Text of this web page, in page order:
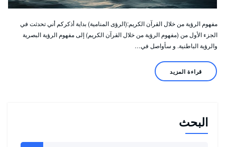
مفهوم الرؤية من خلال القرآن الكريم:(الرؤى المنامية) بداية أذكركم أني تحدثت في
الجزء الأول من (مفهوم الرؤية من خلال القرآن الكريم) إلى مفهوم الرؤية البصرية
والرؤية الباطنية. و سأواصل في…
قراءة المزيد
البحث